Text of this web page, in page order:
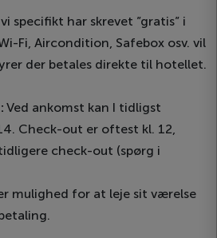
specifikt har skrevet ”gratis” i
Fi, Aircondition, Safebox osv. vil
der betales direkte til hotellet.
Ved ankomst kan I tidligst
Check-out er oftest kl. 12,
check-out (spørg i
mulighed for at leje sit værelse